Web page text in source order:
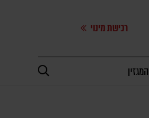
רכישת מינוי
המגזין